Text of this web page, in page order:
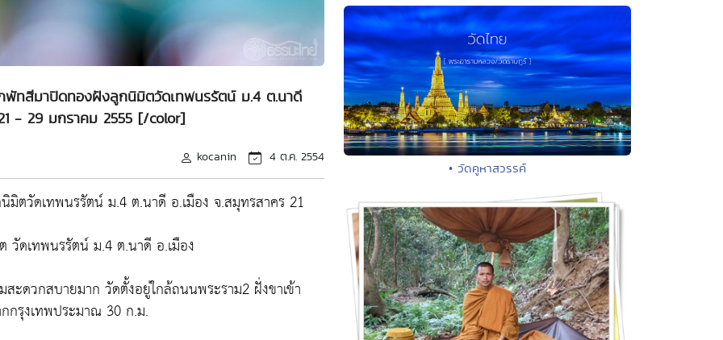
ทสีมาปิดทองฝังลูกนิมิตวัดเทพนรรัตน์ ม.4 ต.นาดี
- 29 มกราคม 2555 [/color]
kocanin 4 ต.ค. 2554
ตวัดเทพนรรัตน์ ม.4 ต.นาดี อ.เมือง จ.สมุทรสาคร 21
ดเทพนรรัตน์ ม.4 ต.นาดี อ.เมือง
ะดวกสบายมาก วัดตั้งอยู่ใกล้ถนนพระราม2 ฝั่งขาเข้า
กรุงเทพประมาณ 30 ก.ม.
• วัดคูหาสวรรค์